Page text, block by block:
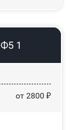
1
от 2800 ₽